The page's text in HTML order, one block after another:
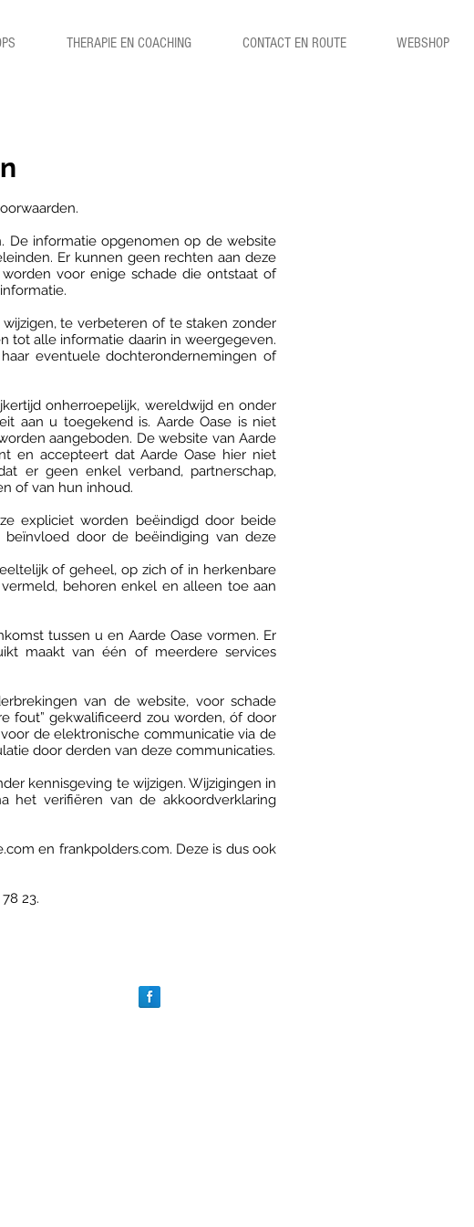
THERAPIE EN COACHING CONTACT EN ROUTE WEBSHOP
De informatie opgenomen op de website
Er kunnen geen rechten aan deze
voor enige schade die ontstaat of
te verbeteren of te staken zonder
tot alle informatie daarin in weergegeven.
eventuele dochterondernemingen of
onherroepelijk, wereldwijd en onder
aan u toegekend is. Aarde Oase is niet
aangeboden. De website van Aarde
en accepteert dat Aarde Oase hier niet
er geen enkel verband, partnerschap,
of van hun inhoud.
expliciet worden beëindigd door beide
door de beëindiging van deze
of geheel, op zich of in herkenbare
behoren enkel en alleen toe aan
tussen u en Aarde Oase vormen. Er
maakt van één of meerdere services
van de website, voor schade
fout” gekwalificeerd zou worden, óf door
de elektronische communicatie via de
door derden van deze communicaties.
kennisgeving te wijzigen. Wijzigingen in
het verifiëren van de akkoordverklaring
en frankpolders.com. Deze is dus ook
23.